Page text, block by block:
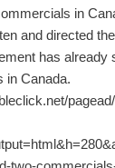
in
and directed
has already
in Canada.